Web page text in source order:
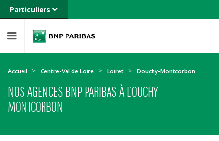
Particuliers
Banque privée
Entreprises
Accueil Centre-Val de Loire Loiret Douchy-Montcorbon
NOS AGENCES BNP PARIBAS À DOUCHY-
MONTCORBON